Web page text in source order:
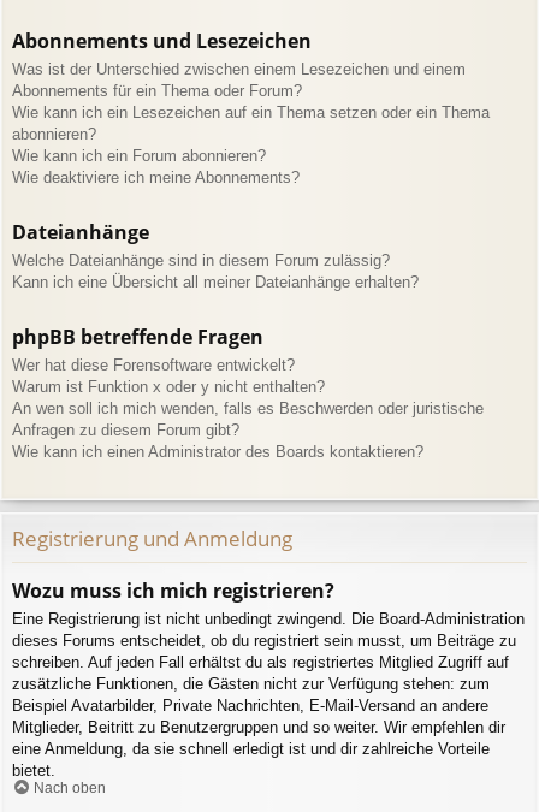
Abonnements und Lesezeichen
Was ist der Unterschied zwischen einem Lesezeichen und einem
Abonnements für ein Thema oder Forum?
Wie kann ich ein Lesezeichen auf ein Thema setzen oder ein Thema
abonnieren?
Wie kann ich ein Forum abonnieren?
Wie deaktiviere ich meine Abonnements?
Dateianhänge
Welche Dateianhänge sind in diesem Forum zulässig?
Kann ich eine Übersicht all meiner Dateianhänge erhalten?
phpBB betreffende Fragen
Wer hat diese Forensoftware entwickelt?
Warum ist Funktion x oder y nicht enthalten?
An wen soll ich mich wenden, falls es Beschwerden oder juristische
Anfragen zu diesem Forum gibt?
Wie kann ich einen Administrator des Boards kontaktieren?
Registrierung und Anmeldung
Wozu muss ich mich registrieren?
Eine Registrierung ist nicht unbedingt zwingend. Die Board-Administration
dieses Forums entscheidet, ob du registriert sein musst, um Beiträge zu
schreiben. Auf jeden Fall erhältst du als registriertes Mitglied Zugriff auf
zusätzliche Funktionen, die Gästen nicht zur Verfügung stehen: zum
Beispiel Avatarbilder, Private Nachrichten, E-Mail-Versand an andere
Mitglieder, Beitritt zu Benutzergruppen und so weiter. Wir empfehlen dir
eine Anmeldung, da sie schnell erledigt ist und dir zahlreiche Vorteile
bietet.
Nach oben